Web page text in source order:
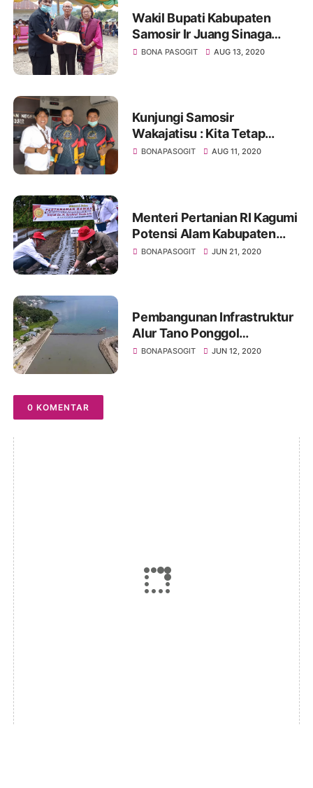
Wakil Bupati Kabupaten
Samosir Ir Juang Sinaga
Resmikan Kantor Desa
BONA PASOGIT AUG 13, 2020
Kunjungi Samosir
Wakajatisu : Kita Tetap
Berkantor Dengan Protokol
BONAPASOGIT AUG 11, 2020
Menteri Pertanian RI Kagumi
Potensi Alam Kabupaten
Humbang Hasundutan, Yakin
BONAPASOGIT JUN 21, 2020
Pembangunan Infrastruktur
Alur Tano Ponggol
Pariwisata Di Danau Toba
BONAPASOGIT JUN 12, 2020
0 KOMENTAR